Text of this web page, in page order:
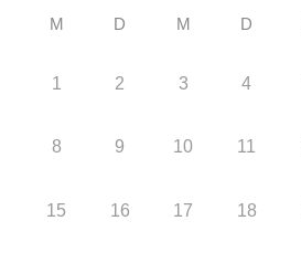
M D M D
1 2 3 4
8 9 10 11
15 16 17 18